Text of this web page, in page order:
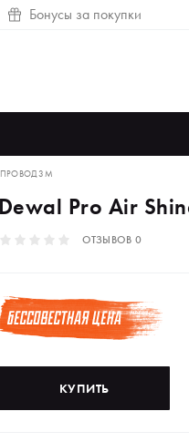
Бонусы за покупки
ПРОВОД 3М
Dewal Pro Air
ОТЗЫВОВ 0
КУПИТЬ